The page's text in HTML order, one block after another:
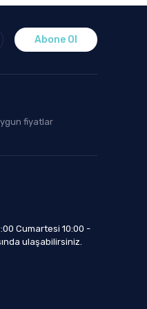
Abone Ol
fiyatlar
Cumartesi 10:00 -
ulaşabilirsiniz.